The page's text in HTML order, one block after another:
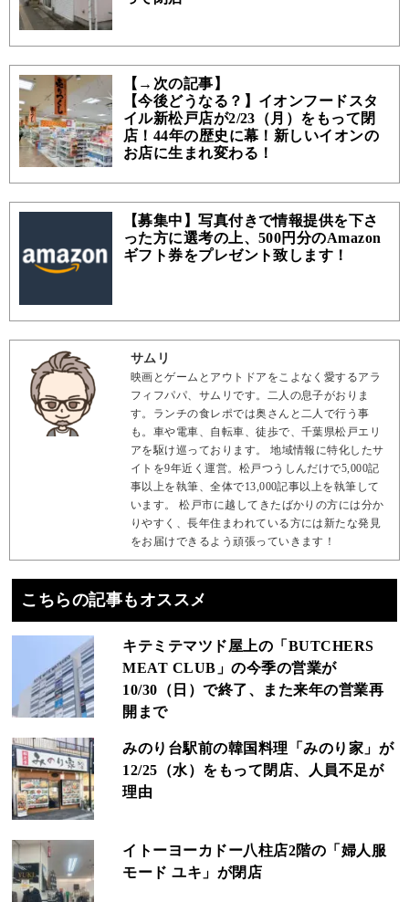
【→次の記事】
【今後どうなる？】イオンフードスタ
イル新松戸店が2/23（月）をもって閉
店！44年の歴史に幕！新しいイオンの
お店に生まれ変わる！
【募集中】写真付きで情報提供を下さ
った方に選考の上、500円分のAmazon
ギフト券をプレゼント致します！
サムリ
映画とゲームとアウトドアをこよなく愛するアラ
フィフパパ、サムリです。二人の息子がおりま
す。ランチの食レポでは奥さんと二人で行う事
も。車や電車、自転車、徒歩で、千葉県松戸エリ
アを駆け巡っております。 地域情報に特化したサ
イトを9年近く運営。松戸つうしんだけで5,000記
事以上を執筆、全体で13,000記事以上を執筆して
います。 松戸市に越してきたばかりの方には分か
りやすく、長年住まわれている方には新たな発見
をお届けできるよう頑張っていきます！
こちらの記事もオススメ
キテミテマツド屋上の「BUTCHERS
MEAT CLUB」の今季の営業が
10/30（日）で終了、また来年の営業再
開まで
みのり台駅前の韓国料理「みのり家」が
12/25（水）をもって閉店、人員不足が
理由
イトーヨーカドー八柱店2階の「婦人服
モード ユキ」が閉店